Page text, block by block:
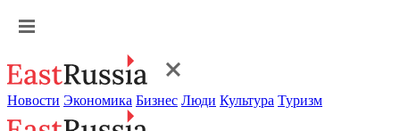
Новости Экономика Бизнес Люди Культура Туризм